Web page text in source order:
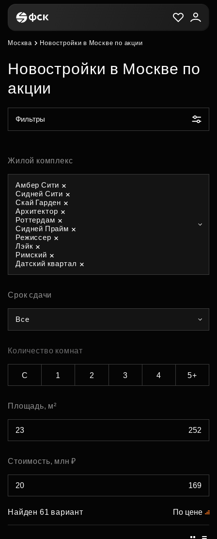
Москва Новостройки в Москве по акции
Новостройки в Москве по
акции
Фильтры
Жилой комплекс
Амбер Сити
Сидней Сити
Скай Гарден
Архитектор
Роттердам
Сидней Прайм
Режиссер
Лэйк
Римский
Датский квартал
Срок сдачи
Все
Количество комнат
С 1 2 3 4 5+
Площадь, м²
Стоимость, млн ₽
Найден 61 вариант По цене